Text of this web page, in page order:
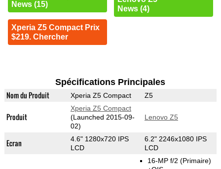
News (15)
Xperia Z5 Compact Prix
$219. Chercher
News (4)
Spécifications Principales
Nom du Produit Xperia Z5 Compact Z5
Produit
Xperia Z5 Compact
(Launched 2015-09-
02)
Lenovo Z5
Ecran
4.6" 1280x720 IPS
LCD
6.2" 2246x1080 IPS
LCD
16-MP f/2 (Primaire)